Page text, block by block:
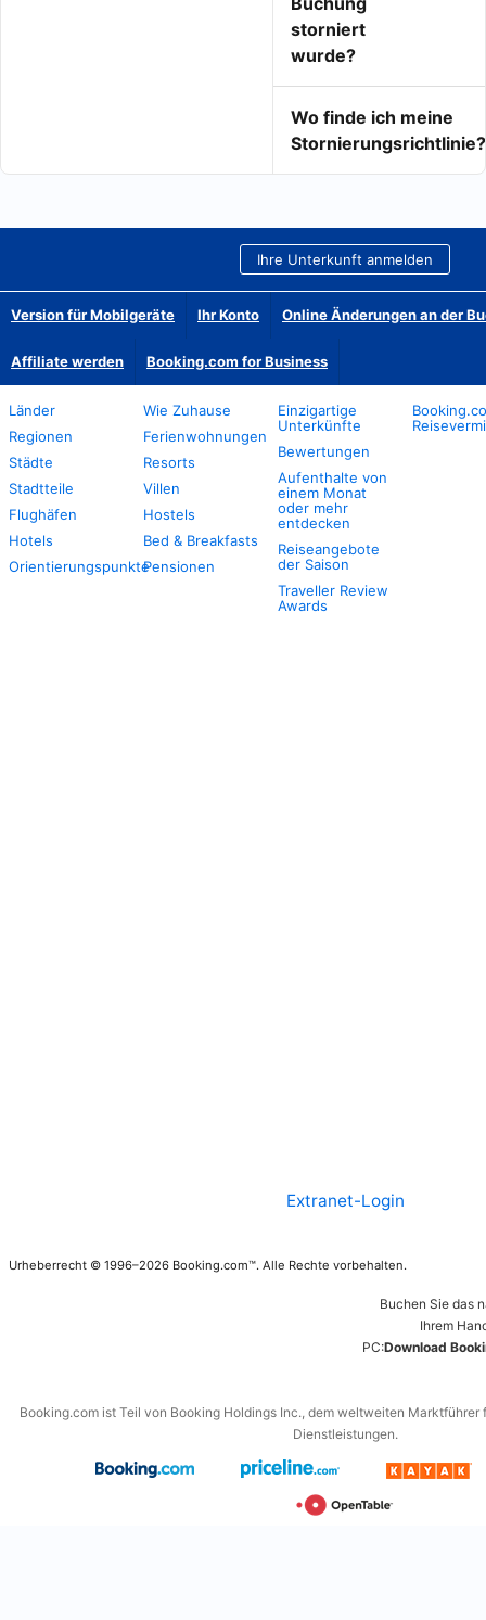
storniert
wurde?
Wo finde ich meine
Stornierungsrichtlinie?
Ihre Unterkunft anmelden
Version für Mobilgeräte Ihr Konto Online Änderungen an der
Affiliate werden Booking.com for Business
Länder
Regionen
Städte
Stadtteile
Flughäfen
Hotels
Orientierungspunkte
Wie Zuhause
Ferienwohnungen
Resorts
Villen
Hostels
Bed & Breakfasts
Pensionen
Einzigartige
Unterkünfte
Bewertungen
Aufenthalte von
einem Monat
oder mehr
entdecken
Reiseangebote
der Saison
Traveller Review
Awards
Extranet-Login
Urheberrecht © 1996–2026 Booking.com™. Alle Rechte vorbehalten.
Buchen Sie das
Ihrem
PC:Download
Booking.com ist Teil von Booking Holdings Inc., dem weltweiten
Dienstleistungen.